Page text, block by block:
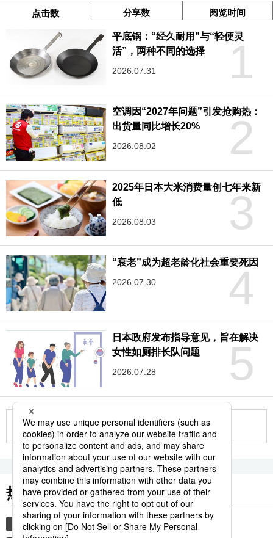
点击数 分享数 阅览时间
1
平底锅：“经久耐用”与“轻便灵
活”，两种不同的选择
2026.07.31
2
空调因“2027年问题”引发抢购热：
出货量同比增长20%
2026.08.02
3
2025年日本大米消费量创七年来新
低
2026.08.03
4
“衰老”成为超老龄化社会重要死因
2026.07.30
5
日本政府发布指导意见，旨在解决
女性如厕排长队问题
2026.07.28
更多
热门关键词
旅游 国际交流 历史 时事社新闻